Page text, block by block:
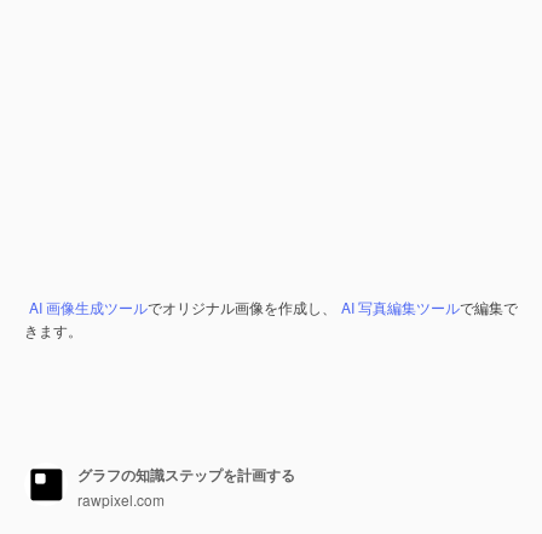
AI 画像生成ツールでオリジナル画像を作成し、 AI 写真編集ツールで編集で
きます。
グラフの知識ステップを計画する
rawpixel.com